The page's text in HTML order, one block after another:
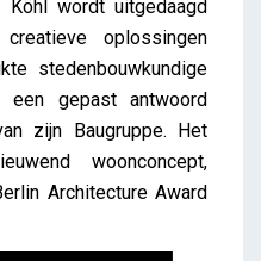
Köhl wordt uitgedaagd
oplossingen
stedenbouwkundige
een gepast antwoord
zijn Baugruppe. Het
woonconcept,
Architecture Award